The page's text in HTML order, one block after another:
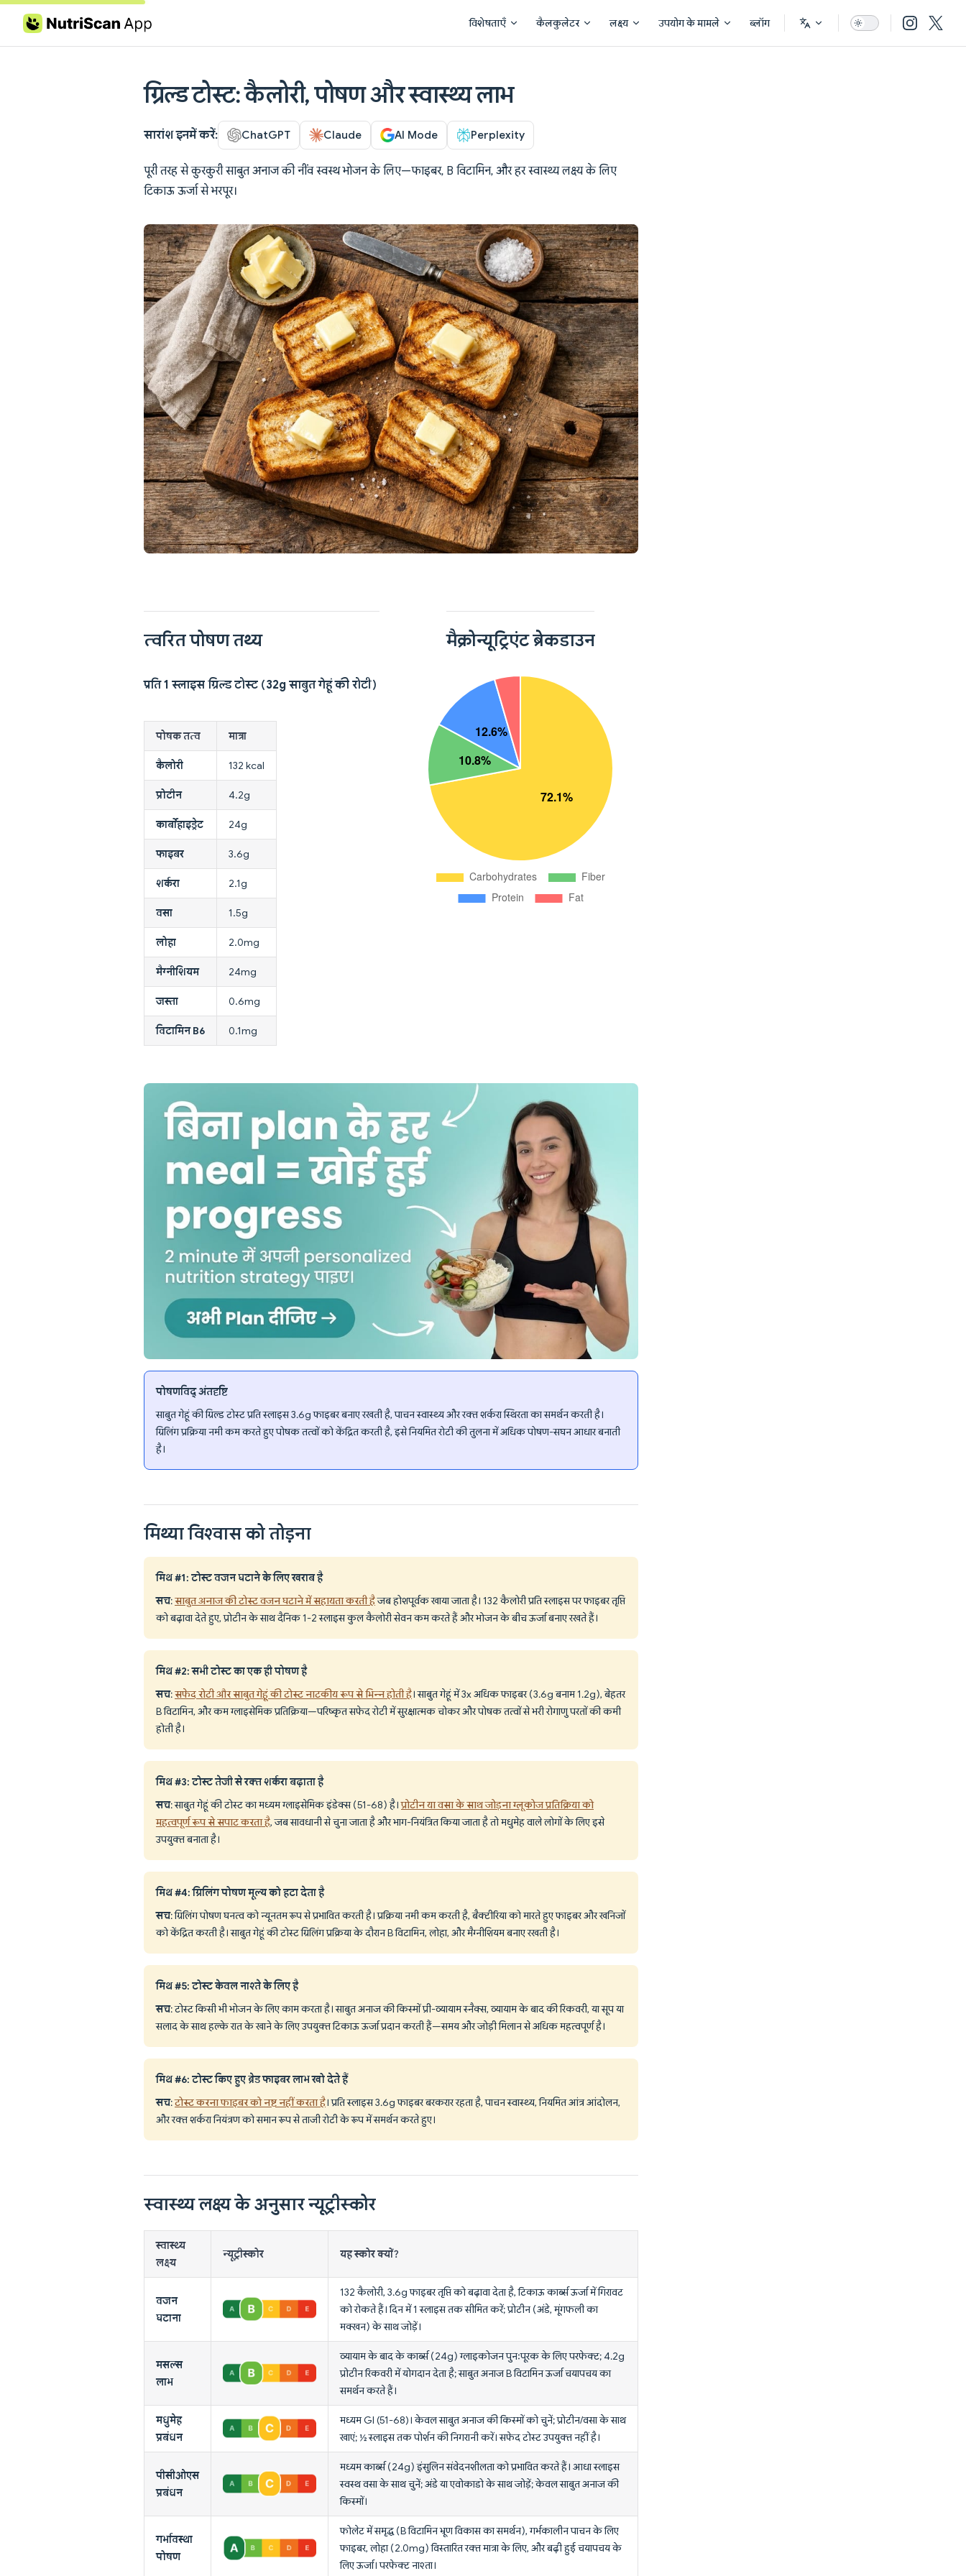
Skip to content विशेषताएँ कैलकुलेटर लक्ष्य उपयोग के मामले ब्लॉग
ग्रिल्ड टोस्ट: कैलोरी, पोषण और स्वास्थ्य लाभ
सारांश इनमें करें: ChatGPT Claude AI Mode Perplexity
पूरी तरह से कुरकुरी साबुत अनाज की नींव स्वस्थ भोजन के लिए—फाइबर, B विटामिन, और हर स्वास्थ्य लक्ष्य के लिए
टिकाऊ ऊर्जा से भरपूर।
त्वरित पोषण तथ्य
प्रति 1 स्लाइस ग्रिल्ड टोस्ट (32g साबुत गेहूं की रोटी)
पोषक तत्व मात्रा
कैलोरी 132 kcal
प्रोटीन 4.2g
कार्बोहाइड्रेट 24g
फाइबर 3.6g
शर्करा 2.1g
वसा 1.5g
लोहा 2.0mg
मैग्नीशियम 24mg
जस्ता 0.6mg
विटामिन B6 0.1mg
मैक्रोन्यूट्रिएंट ब्रेकडाउन
पोषणविद् अंतर्दृष्टि
साबुत गेहूं की ग्रिल्ड टोस्ट प्रति स्लाइस 3.6g फाइबर बनाए रखती है, पाचन स्वास्थ्य और रक्त शर्करा स्थिरता का समर्थन करती है।
ग्रिलिंग प्रक्रिया नमी कम करते हुए पोषक तत्वों को केंद्रित करती है, इसे नियमित रोटी की तुलना में अधिक पोषण-सघन आधार बनाती
है।
मिथ्या विश्वास को तोड़ना
मिथ #1: टोस्ट वजन घटाने के लिए खराब है
सच:साबुत अनाज की टोस्ट वजन घटाने में सहायता करती हैजब होशपूर्वक खाया जाता है। 132 कैलोरी प्रति स्लाइस पर फाइबर तृप्ति
को बढ़ावा देते हुए, प्रोटीन के साथ दैनिक 1-2 स्लाइस कुल कैलोरी सेवन कम करते हैं और भोजन के बीच ऊर्जा बनाए रखते हैं।
मिथ #2: सभी टोस्ट का एक ही पोषण है
सच:सफेद रोटी और साबुत गेहूं की टोस्ट नाटकीय रूप से भिन्न होती है। साबुत गेहूं में 3x अधिक फाइबर (3.6g बनाम 1.2g), बेहतर
B विटामिन, और कम ग्लाइसेमिक प्रतिक्रिया—परिष्कृत सफेद रोटी में सुरक्षात्मक चोकर और पोषक तत्वों से भरी रोगाणु परतों की कमी
होती है।
मिथ #3: टोस्ट तेजी से रक्त शर्करा बढ़ाता है
सच: साबुत गेहूं की टोस्ट का मध्यम ग्लाइसेमिक इंडेक्स (51-68) है।प्रोटीन या वसा के साथ जोड़ना ग्लूकोज प्रतिक्रिया को
महत्वपूर्ण रूप से सपाट करता है, जब सावधानी से चुना जाता है और भाग-नियंत्रित किया जाता है तो मधुमेह वाले लोगों के लिए इसे
उपयुक्त बनाता है।
मिथ #4: ग्रिलिंग पोषण मूल्य को हटा देता है
सच: ग्रिलिंग पोषण घनत्व को न्यूनतम रूप से प्रभावित करती है। प्रक्रिया नमी कम करती है, बैक्टीरिया को मारते हुए फाइबर और खनिजों
को केंद्रित करती है। साबुत गेहूं की टोस्ट ग्रिलिंग प्रक्रिया के दौरान B विटामिन, लोहा, और मैग्नीशियम बनाए रखती है।
मिथ #5: टोस्ट केवल नाश्ते के लिए है
सच: टोस्ट किसी भी भोजन के लिए काम करता है। साबुत अनाज की किस्मों प्री-व्यायाम स्नैक्स, व्यायाम के बाद की रिकवरी, या सूप या
सलाद के साथ हल्के रात के खाने के लिए उपयुक्त टिकाऊ ऊर्जा प्रदान करती हैं—समय और जोड़ी मिलान से अधिक महत्वपूर्ण है।
मिथ #6: टोस्ट किए हुए ब्रेड फाइबर लाभ खो देते हैं
सच:टोस्ट करना फाइबर को नष्ट नहीं करता है। प्रति स्लाइस 3.6g फाइबर बरकरार रहता है, पाचन स्वास्थ्य, नियमित आंत्र आंदोलन,
और रक्त शर्करा नियंत्रण को समान रूप से ताजी रोटी के रूप में समर्थन करते हुए।
स्वास्थ्य लक्ष्य के अनुसार न्यूट्रीस्कोर
स्वास्थ्य
लक्ष्य
न्यूट्रीस्कोर यह स्कोर क्यों?
वजन
घटाना
132 कैलोरी, 3.6g फाइबर तृप्ति को बढ़ावा देता है, टिकाऊ कार्ब्स ऊर्जा में गिरावट
को रोकते हैं। दिन में 1 स्लाइस तक सीमित करें; प्रोटीन (अंडे, मूंगफली का
मक्खन) के साथ जोड़ें।
मसल्स
लाभ
व्यायाम के बाद के कार्ब्स (24g) ग्लाइकोजन पुनःपूरक के लिए परफेक्ट; 4.2g
प्रोटीन रिकवरी में योगदान देता है; साबुत अनाज B विटामिन ऊर्जा चयापचय का
समर्थन करते हैं।
मधुमेह
प्रबंधन
मध्यम GI (51-68)। केवल साबुत अनाज की किस्मों को चुनें; प्रोटीन/वसा के साथ
खाएं; ½ स्लाइस तक पोर्शन की निगरानी करें। सफेद टोस्ट उपयुक्त नहीं है।
पीसीओएस
प्रबंधन
मध्यम कार्ब्स (24g) इंसुलिन संवेदनशीलता को प्रभावित करते हैं। आधा स्लाइस
स्वस्थ वसा के साथ चुनें; अंडे या एवोकाडो के साथ जोड़ें; केवल साबुत अनाज की
किस्मों।
गर्भावस्था
पोषण
फोलेट में समृद्ध (B विटामिन भ्रूण विकास का समर्थन), गर्भकालीन पाचन के लिए
फाइबर, लोहा (2.0mg) विस्तारित रक्त मात्रा के लिए, और बढ़ी हुई चयापचय के
लिए ऊर्जा। परफेक्ट नाश्ता।